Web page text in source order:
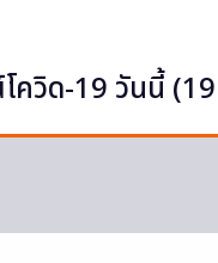
ควิด-19 วันนี้